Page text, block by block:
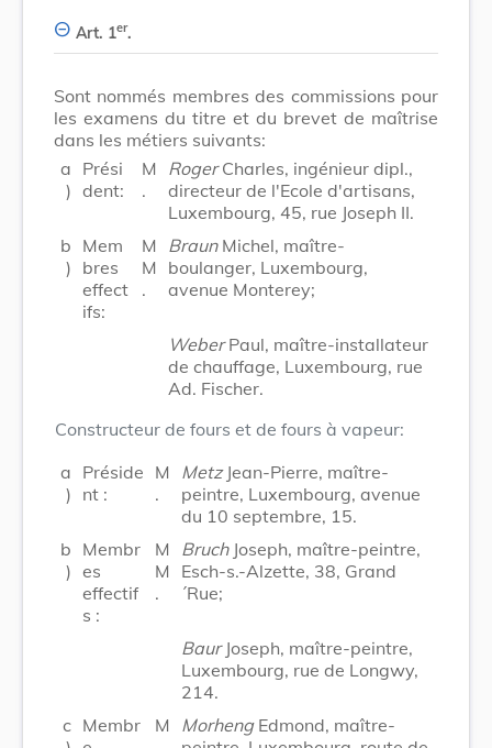
Art. 1er.
Sont nommés membres des commissions pour
les examens du titre et du brevet de maîtrise
dans les métiers suivants:
Constructeur de fours et de fours à vapeur:
a
)
Prési
dent:
M
.
RogerCharles, ingénieur dipl.,
directeur de l'Ecole d'artisans,
Luxembourg, 45, rue Joseph II.
b
)
Mem
bres
effect
ifs:
M
M
.
BraunMichel, maître-
boulanger, Luxembourg,
avenue Monterey;
WeberPaul, maître-installateur
de chauffage, Luxembourg, rue
Ad. Fischer.
a
)
Préside
nt :
M
.
Metz Jean-Pierre, maître-
peintre, Luxembourg, avenue
du 10 septembre, 15.
b
)
Membr
es
effectif
s :
M
M
.
BruchJoseph, maître-peintre,
Esch-s.-Alzette, 38, Grand
´Rue;
BaurJoseph, maître-peintre,
Luxembourg, rue de Longwy,
214.
c Membr
M MorhengEdmond, maître-